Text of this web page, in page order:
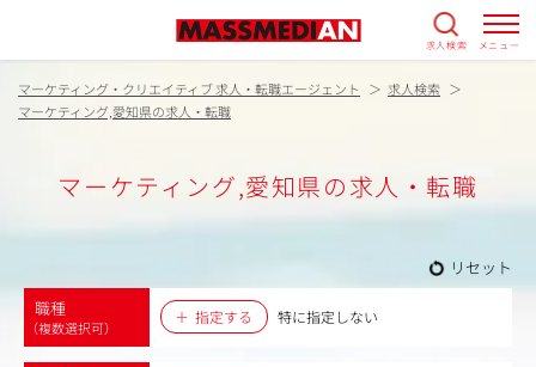
求人検索 メニュー
マーケティング・クリエイティブ 求人・転職エージェント
求人検索
マーケティング,愛知県の求人・転職
マーケティング,愛知県の求人・転職
リセット
職種
（複数選択可）
指定する 特に指定しない